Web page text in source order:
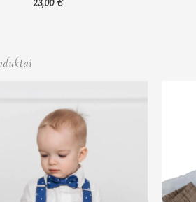
75,00 €
through
87,00 €